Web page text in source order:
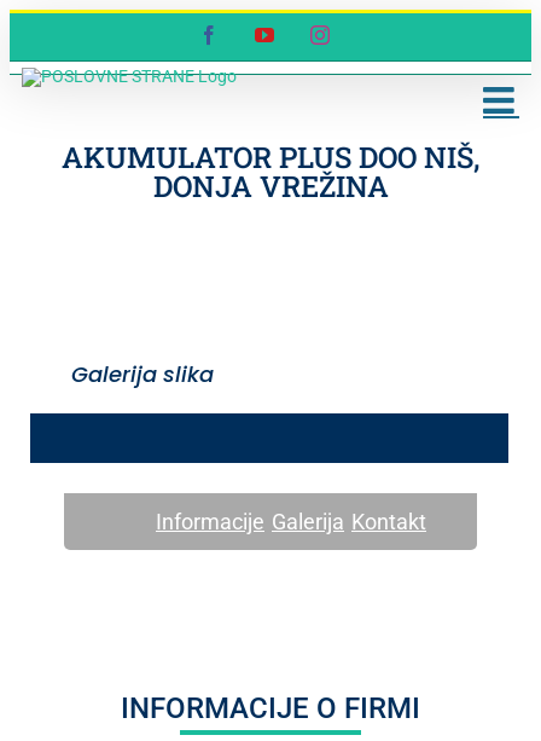
content
FacebookYouTubeInstagram
AKUMULATOR PLUS DOO NIŠ,
DONJA VREŽINA
Galerija slika
Informacije Galerija Kontakt
INFORMACIJE O FIRMI